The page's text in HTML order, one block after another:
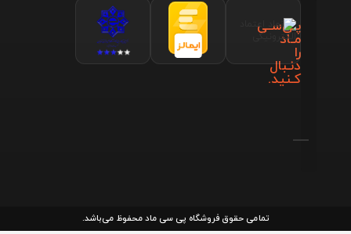
پـی‌سـی
مـاد
را
دنـبال
کـنید.
تمامی حقوق فروشگاه پی سی ماد محفوظ می‌باشد.